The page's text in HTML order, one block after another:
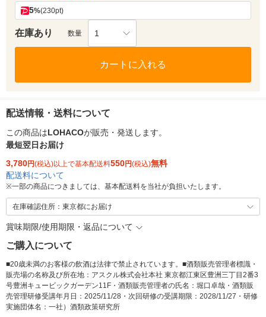
5%(230pt)
在庫あり 数量 1
カートに入れる
配送情報・送料について
この商品はLOHACOが販売・発送します。
最短翌日お届け
3,780円(税込)以上で基本配送料550円(税込)無料
配送料について
※一部の商品につきましては、基本配送料を当社が負担いたします。
在庫確認住所：東京都にお届け
賞味期限/使用期限・返品について
ご購入について
■20歳未満のお客様の飲酒は法律で禁止されています。■酒類販売管理者標識・
販売場の名称及び所在地：アスクル株式会社本社 東京都江東区豊洲三丁目2番3
号豊洲キュービックガーデン11F・酒類販売管理者の氏名：堀口卓哉・酒類販
売管理研修受講年月日：2025/11/28・次回研修の受講期限：2028/11/27・研修
実施団体名：一社）酒類政策研究所